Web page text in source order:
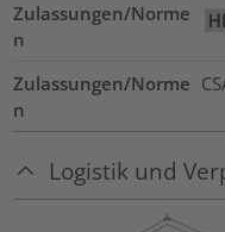
Zulassungen/Norme
n
Zulassungen/Norme
n
Logistik und